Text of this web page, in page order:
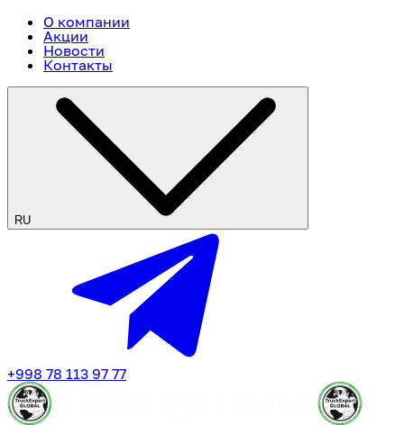
О компании
Акции
Новости
Контакты
RU
+998 78 113 97 77